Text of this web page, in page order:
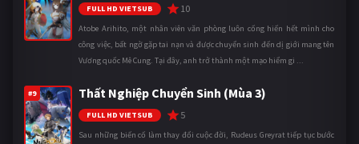
FULL HD VIETSUB 10
Atobe Arihito, một nhân viên văn phòng luôn cống hiến hết mình cho
công việc, bất ngờ gặp tai nạn và được chuyển sinh đến dị giới mang tên
Vương quốc Mê Cung. Tại đây, anh trở thành một mạo hiểm gi ...
#9 Thất Nghiệp Chuyển Sinh (Mùa 3)
FULL HD VIETSUB 5
Sau những biến cố làm thay đổi cuộc đời, Rudeus Greyrat tiếp tục bước